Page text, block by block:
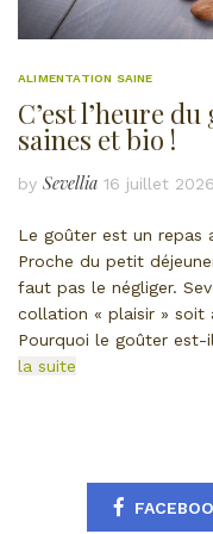
ALIMENTATION SAINE
C’est l’heure
saines et bio !
by Sevellia 16 juillet 2026
Le goûter est un repas
Proche du petit
faut pas le négliger.
collation « plaisir » soit
Pourquoi le goûter
la suite